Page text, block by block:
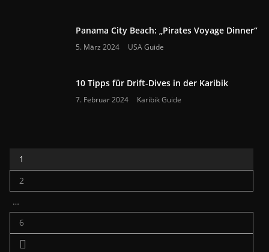
Panama City Beach: „Pirates Voyage Dinner“
5. März 2024 USA Guide
10 Tipps für Drift-Dives in der Karibik
7. Februar 2024 Karibik Guide
1
2
…
6